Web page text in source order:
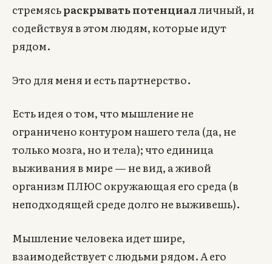
стремясьраскрывать потенциалличный, и
содействуя в этом людям, которые идут
рядом.
Это для меня и есть партнерство.
Есть идея о том, что мышление не
ограничено контуром нашего тела (да, не
только мозга, но и тела); что единица
выживания в мире — не вид, а живой
организм ПЛЮС окружающая его среда (в
неподходящей среде долго не выживешь).
Мышление человека идет шире,
взаимодействует с людьми рядом. А его